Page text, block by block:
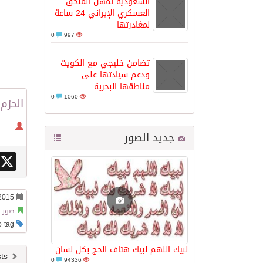
مدينة الملك سلمان للطاقة
كسوة الكعبة تعتلي البيت العتيق
“سبيس إكس” تطلق 24 قمرًا صناعيًا جديدًا إلى الفضاء
العسكري الإيراني 24 ساعة
لمغادرتها
997
تضامن خليجي مع الكويت
ودعم سيادتها على
مناطقها البحرية
1060
جديد الصور
لبيك اللهم لبيك هتاف الحج بكل لسان
94336
X
صور